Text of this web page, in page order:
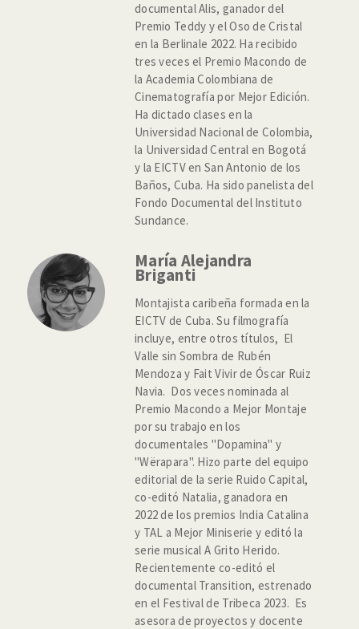
documental Alis, ganador del
Premio Teddy y el Oso de Cristal
en la Berlinale 2022. Ha recibido
tres veces el Premio Macondo de
la Academia Colombiana de
Cinematografía por Mejor Edición.
Ha dictado clases en la
Universidad Nacional de Colombia,
la Universidad Central en Bogotá
y la EICTV en San Antonio de los
Baños, Cuba. Ha sido panelista del
Fondo Documental del Instituto
Sundance.
María Alejandra
Briganti
Montajista caribeña formada en la
EICTV de Cuba. Su filmografía
incluye, entre otros títulos, El
Valle sin Sombra de Rubén
Mendoza y Fait Vivir de Óscar Ruiz
Navia. Dos veces nominada al
Premio Macondo a Mejor Montaje
por su trabajo en los
documentales "Dopamina" y
"Wërapara". Hizo parte del equipo
editorial de la serie Ruido Capital,
co-editó Natalia, ganadora en
2022 de los premios India Catalina
y TAL a Mejor Miniserie y editó la
serie musical A Grito Herido.
Recientemente co-editó el
documental Transition, estrenado
en el Festival de Tribeca 2023. Es
asesora de proyectos y docente